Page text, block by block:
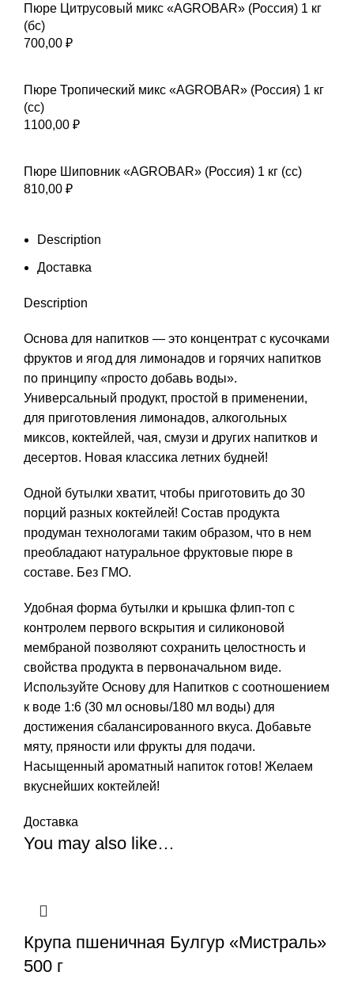
Пюре Цитрусовый микс «AGROBAR» (Россия) 1 кг
(бс)
700,00 ₽
Пюре Тропический микс «AGROBAR» (Россия) 1 кг
(сс)
1100,00 ₽
Пюре Шиповник «AGROBAR» (Россия) 1 кг (сс)
810,00 ₽
Description
Доставка
Description
Основа для напитков — это концентрат с кусочками
фруктов и ягод для лимонадов и горячих напитков
по принципу «просто добавь воды».
Универсальный продукт, простой в применении,
для приготовления лимонадов, алкогольных
миксов, коктейлей, чая, смузи и других напитков и
десертов. Новая классика летних будней!
Одной бутылки хватит, чтобы приготовить до 30
порций разных коктейлей! Состав продукта
продуман технологами таким образом, что в нем
преобладают натуральное фруктовые пюре в
составе. Без ГМО.
Удобная форма бутылки и крышка флип-топ с
контролем первого вскрытия и силиконовой
мембраной позволяют сохранить целостность и
свойства продукта в первоначальном виде.
Используйте Основу для Напитков с соотношением
к воде 1:6 (30 мл основы/180 мл воды) для
достижения сбалансированного вкуса. Добавьте
мяту, пряности или фрукты для подачи.
Насыщенный ароматный напиток готов! Желаем
вкуснейших коктейлей!
Доставка
You may also like…
Крупа пшеничная Булгур «Мистраль»
500 г